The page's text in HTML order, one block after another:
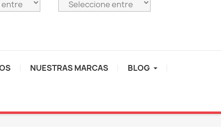
NUESTRAS MARCAS BLOG